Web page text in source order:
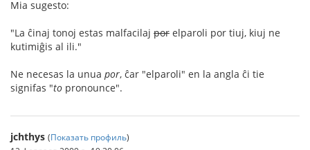
Mia sugesto:
"La ĉinaj tonoj estas malfacilaj por elparoli por tiuj, kiuj ne
kutimiĝis al ili."
Ne necesas la unua por, ĉar "elparoli" en la angla ĉi tie
signifas "to pronounce".
jchthys (Показать профиль)